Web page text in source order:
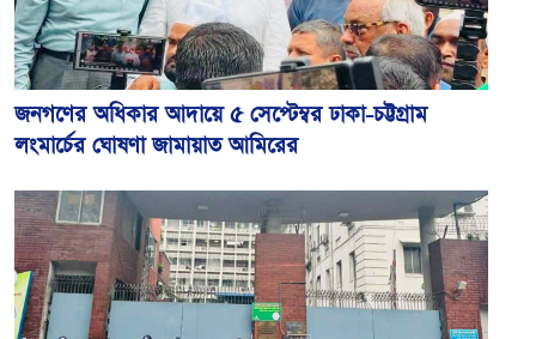
জনগণের অধিকার আদায়ে ৫ সেপ্টেম্বর ঢাকা-চট্টগ্রাম
লংমার্চের ঘোষণা জামায়াত আমিরের